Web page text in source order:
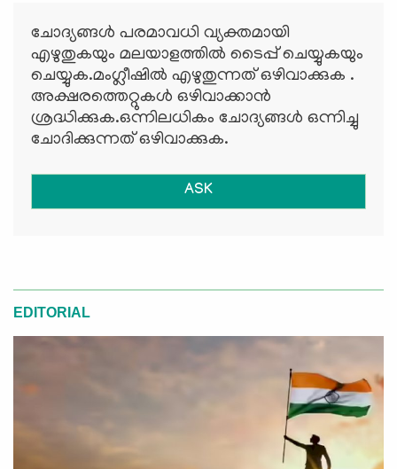
ചോദ്യങ്ങള്‍ പരമാവധി വ്യക്തമായി
എഴുതുകയും മലയാളത്തില്‍ ടൈപ്പ് ചെയ്യുകയും
ചെയ്യുക.മംഗ്ലീഷില്‍ എഴുതുന്നത് ഒഴിവാക്കുക .
അക്ഷരത്തെറ്റുകള്‍ ഒഴിവാക്കാന്‍
ശ്രദ്ധിക്കുക.ഒന്നിലധികം ചോദ്യങ്ങള്‍ ഒന്നിച്ചു
ചോദിക്കുന്നത് ഒഴിവാക്കുക.
ASK
EDITORIAL